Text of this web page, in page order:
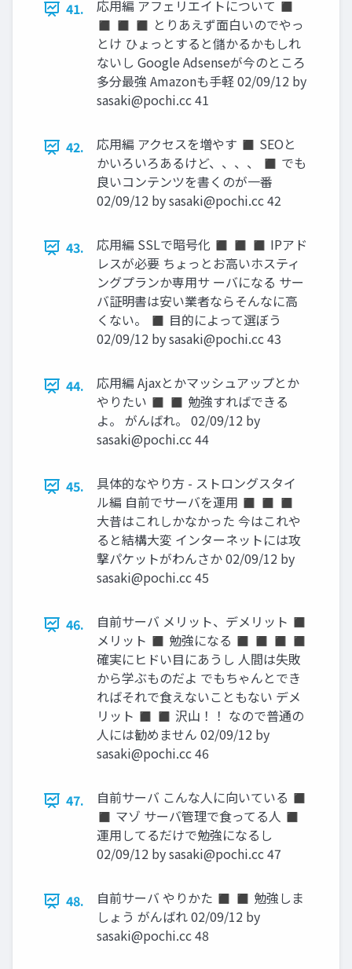
41.
応用編 アフェリエイトについて ◼
◼ ◼ ◼ とりあえず面白いのでやっ
とけ ひょっとすると儲かるかもしれ
ないし Google Adsenseが今のところ
多分最強 Amazonも手軽 02/09/12 by
sasaki@pochi.cc41
42.
応用編 アクセスを増やす ◼ SEOと
かいろいろあるけど、、、、 ◼ でも
良いコンテンツを書くのが一番
02/09/12 bysasaki@pochi.cc42
43.
応用編 SSLで暗号化 ◼ ◼ ◼ IPアド
レスが必要 ちょっとお高いホスティ
ングプランか専用サ ーバになる サー
バ証明書は安い業者ならそんなに高
くない。 ◼ 目的によって選ぼう
02/09/12 bysasaki@pochi.cc43
44.
応用編 Ajaxとかマッシュアップとか
やりたい ◼ ◼ 勉強すればできる
よ。 がんばれ。 02/09/12 by
sasaki@pochi.cc44
45.
具体的なやり方 - ストロングスタイ
ル編 自前でサーバを運用 ◼ ◼ ◼
大昔はこれしかなかった 今はこれや
ると結構大変 インターネットには攻
撃パケットがわんさか 02/09/12 by
sasaki@pochi.cc45
46.
自前サーバ メリット、デメリット ◼
メリット ◼ 勉強になる ◼ ◼ ◼ ◼
確実にヒドい目にあうし 人間は失敗
から学ぶものだよ でもちゃんとでき
ればそれで食えないこともない デメ
リット ◼ ◼ 沢山！！ なので普通の
人には勧めません 02/09/12 by
sasaki@pochi.cc46
47.
自前サーバ こんな人に向いている ◼
◼ マゾ サーバ管理で食ってる人 ◼
運用してるだけで勉強になるし
02/09/12 bysasaki@pochi.cc47
48.
自前サーバ やりかた ◼ ◼ 勉強しま
しょう がんばれ 02/09/12 by
sasaki@pochi.cc48